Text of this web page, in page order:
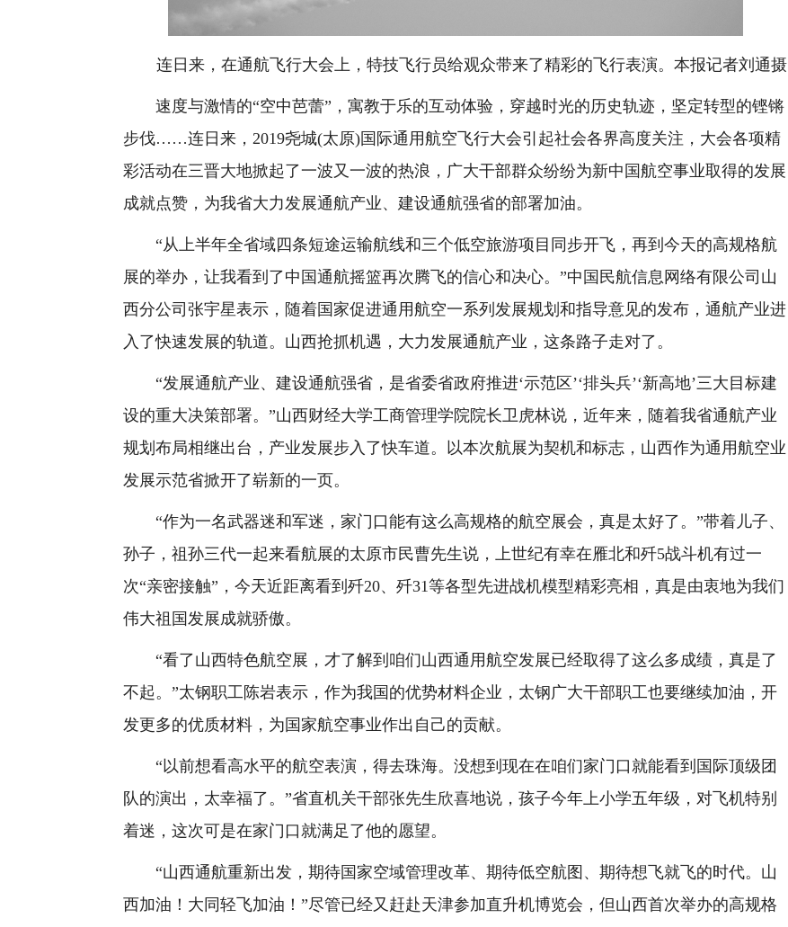
连日来，在通航飞行大会上，特技飞行员给观众带来了精彩的飞行表演。本报记者刘通摄
速度与激情的“空中芭蕾”，寓教于乐的互动体验，穿越时光的历史轨迹，坚定转型的铿锵
步伐……连日来，2019尧城(太原)国际通用航空飞行大会引起社会各界高度关注，大会各项精
彩活动在三晋大地掀起了一波又一波的热浪，广大干部群众纷纷为新中国航空事业取得的发展
成就点赞，为我省大力发展通航产业、建设通航强省的部署加油。
“从上半年全省域四条短途运输航线和三个低空旅游项目同步开飞，再到今天的高规格航
展的举办，让我看到了中国通航摇篮再次腾飞的信心和决心。”中国民航信息网络有限公司山
西分公司张宇星表示，随着国家促进通用航空一系列发展规划和指导意见的发布，通航产业进
入了快速发展的轨道。山西抢抓机遇，大力发展通航产业，这条路子走对了。
“发展通航产业、建设通航强省，是省委省政府推进‘示范区’‘排头兵’‘新高地’三大目标建
设的重大决策部署。”山西财经大学工商管理学院院长卫虎林说，近年来，随着我省通航产业
规划布局相继出台，产业发展步入了快车道。以本次航展为契机和标志，山西作为通用航空业
发展示范省掀开了崭新的一页。
“作为一名武器迷和军迷，家门口能有这么高规格的航空展会，真是太好了。”带着儿子、
孙子，祖孙三代一起来看航展的太原市民曹先生说，上世纪有幸在雁北和歼5战斗机有过一
次“亲密接触”，今天近距离看到歼20、歼31等各型先进战机模型精彩亮相，真是由衷地为我们
伟大祖国发展成就骄傲。
“看了山西特色航空展，才了解到咱们山西通用航空发展已经取得了这么多成绩，真是了
不起。”太钢职工陈岩表示，作为我国的优势材料企业，太钢广大干部职工也要继续加油，开
发更多的优质材料，为国家航空事业作出自己的贡献。
“以前想看高水平的航空表演，得去珠海。没想到现在在咱们家门口就能看到国际顶级团
队的演出，太幸福了。”省直机关干部张先生欣喜地说，孩子今年上小学五年级，对飞机特别
着迷，这次可是在家门口就满足了他的愿望。
“山西通航重新出发，期待国家空域管理改革、期待低空航图、期待想飞就飞的时代。山
西加油！大同轻飞加油！”尽管已经又赶赴天津参加直升机博览会，但山西首次举办的高规格